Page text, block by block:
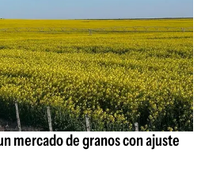
mercado de granos con ajuste